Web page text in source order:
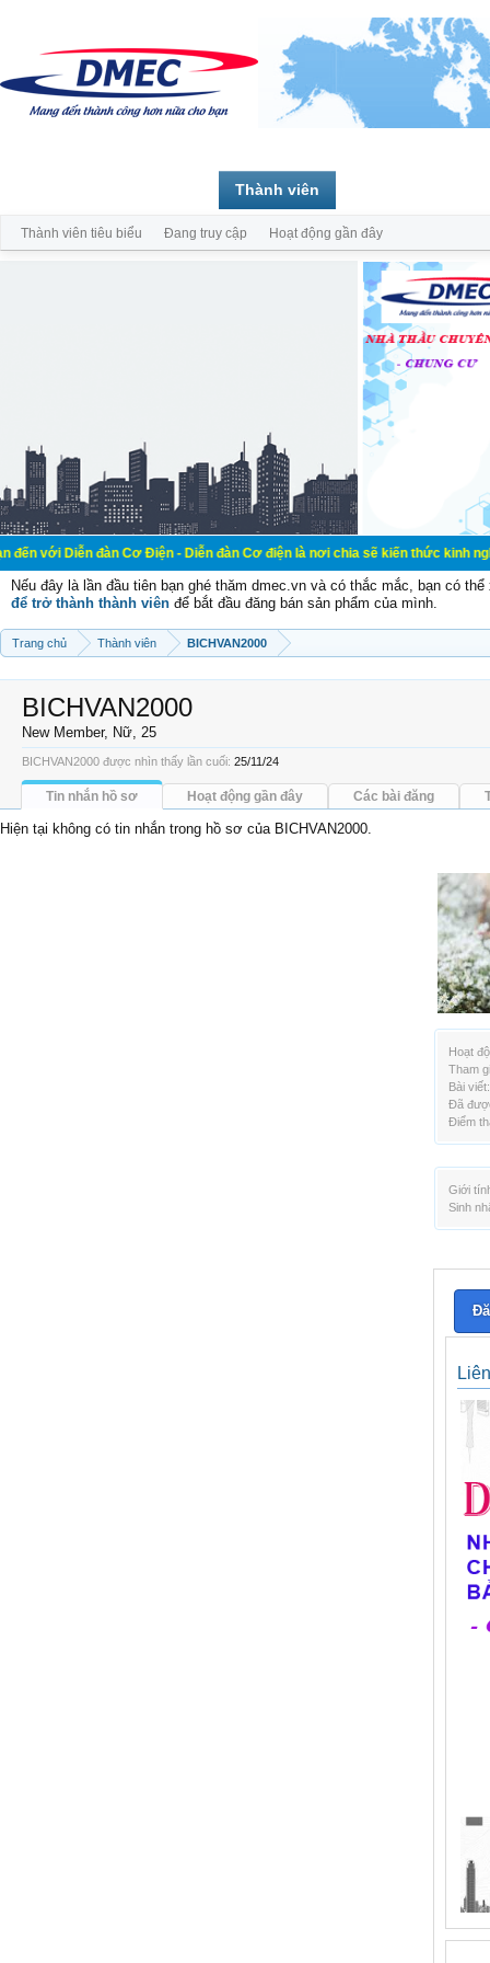
đàn Cơ Điện - Diễn đàn Cơ điện là nơi chia sẽ kiến thức kinh nghiệm
Nếu đây là lần đầu tiên bạn ghé thăm dmec.vn và có thắc mắc, bạn có
để trở thành thành viên để bắt đầu đăng bán sản phẩm của mình.
Trang chủ Thành viên BICHVAN2000
Hoạt
Tham
Bài viết:
Đã
Điểm
Giới
Sinh
BICHVAN2000
New Member, Nữ, 25
BICHVAN2000 được nhìn thấy lần cuối: 25/11/24
Tin nhắn hồ sơ Hoạt động gần đây Các bài đăng
Hiện tại không có tin nhắn trong hồ sơ của BICHVAN2000.
Thành viên
Thành viên tiêu biểu Đang truy cập Hoạt động gần đây